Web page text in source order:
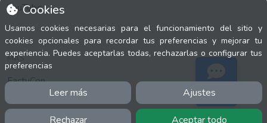
Cookies
Usamos cookies necesarias para el funcionamiento del sitio y
cookies opcionales para recordar tus preferencias y mejorar tu
experiencia. Puedes aceptarlas todas, rechazarlas o configurar tus
preferencias
Leer más Ajustes
Rechazar Aceptar todo
YouTube
MÁS
FactuCon
Normativa de facturación
Programa de Partners
Soporte